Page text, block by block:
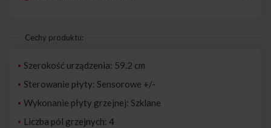
Cechy produktu:
Szerokość urządzenia: 59.2 cm
Sterowanie płyty: Sensorowe +/-
Wykonanie płyty grzejnej: Szklane
Liczba pól grzejnych: 4